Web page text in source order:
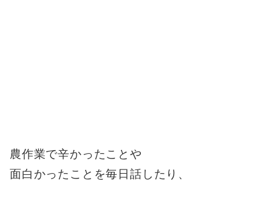
農作業で辛かったことや
面白かったことを毎日話したり、